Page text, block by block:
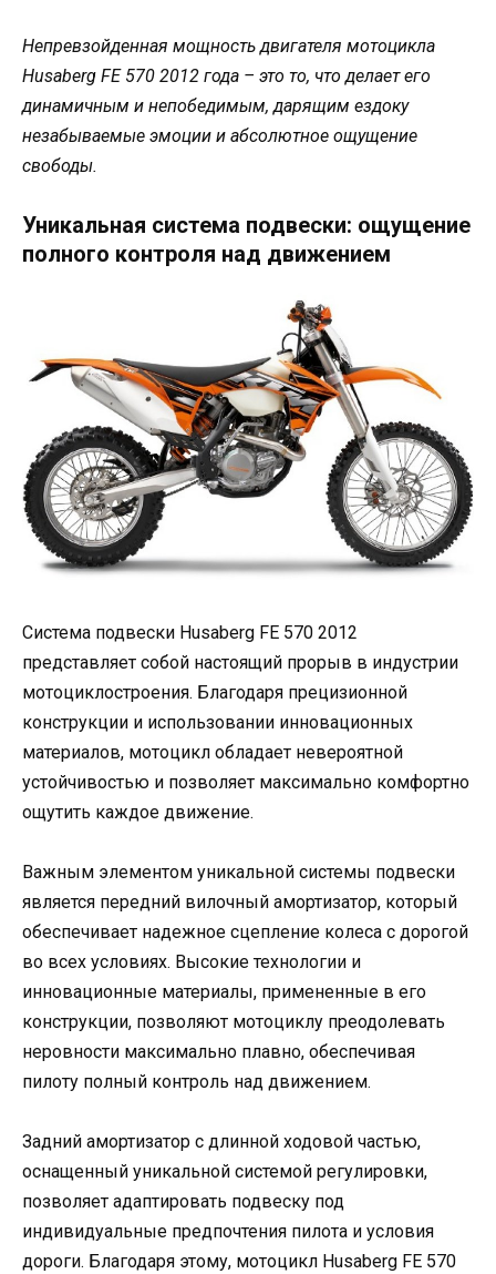
Непревзойденная мощность двигателя мотоцикла
Husaberg FE 570 2012 года – это то, что делает его
динамичным и непобедимым, дарящим ездоку
незабываемые эмоции и абсолютное ощущение
свободы.
Уникальная система подвески: ощущение
полного контроля над движением
Система подвески Husaberg FE 570 2012
представляет собой настоящий прорыв в индустрии
мотоциклостроения. Благодаря прецизионной
конструкции и использовании инновационных
материалов, мотоцикл обладает невероятной
устойчивостью и позволяет максимально комфортно
ощутить каждое движение.
Важным элементом уникальной системы подвески
является передний вилочный амортизатор, который
обеспечивает надежное сцепление колеса с дорогой
во всех условиях. Высокие технологии и
инновационные материалы, примененные в его
конструкции, позволяют мотоциклу преодолевать
неровности максимально плавно, обеспечивая
пилоту полный контроль над движением.
Задний амортизатор с длинной ходовой частью,
оснащенный уникальной системой регулировки,
позволяет адаптировать подвеску под
индивидуальные предпочтения пилота и условия
дороги. Благодаря этому, мотоцикл Husaberg FE 570